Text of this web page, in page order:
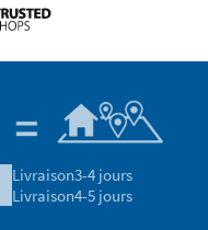
Livraison3-4 jours
Livraison4-5 jours